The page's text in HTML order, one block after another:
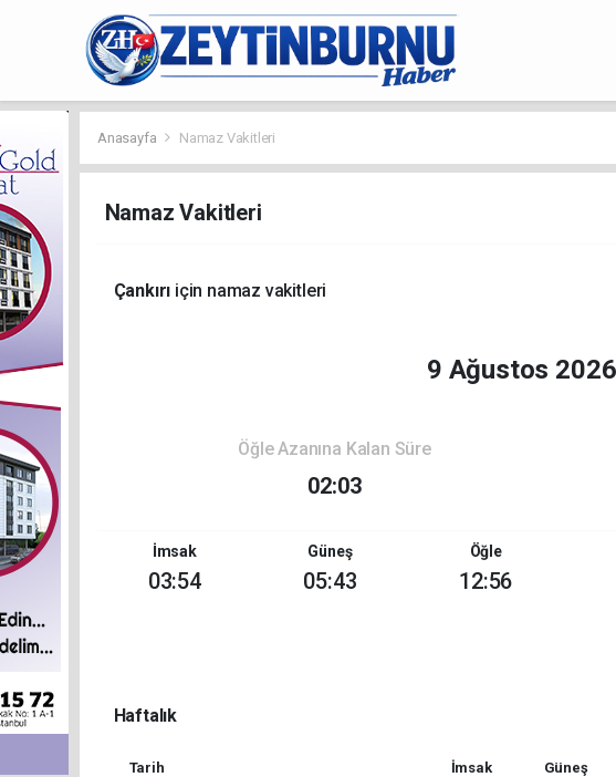
Anasayfa Namaz Vakitleri
Namaz Vakitleri
Çankırı için namaz vakitleri
9 Ağustos
Öğle Azanına Kalan Süre
02:03
İmsak
03:54
Güneş
05:43
Öğle
12:56
Haftalık
Tarih İmsak Güneş